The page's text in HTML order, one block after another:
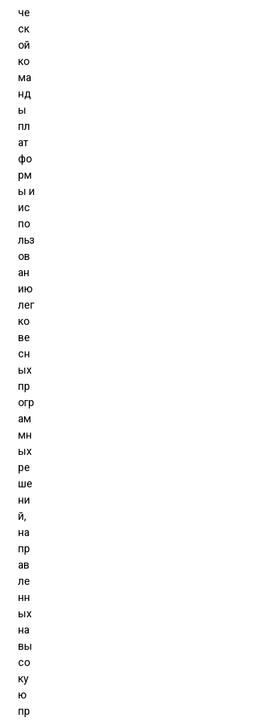
че
ск
ой
ко
ма
нд
ы
пл
ат
фо
рм
ы и
ис
по
льз
ов
ан
ию
лег
ко
ве
сн
ых
пр
огр
ам
мн
ых
ре
ше
ни
й,
на
пр
ав
ле
нн
ых
на
вы
со
ку
ю
пр